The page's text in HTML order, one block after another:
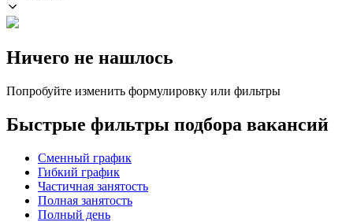
Ничего не нашлось
Попробуйте изменить формулировку или фильтры
Быстрые фильтры подбора вакансий
Сменный график
Гибкий график
Частичная занятость
Полная занятость
Полный день